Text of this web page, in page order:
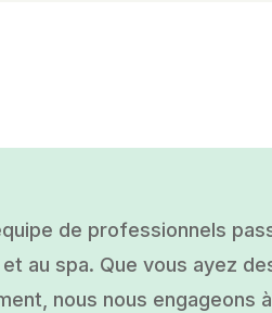
de professionnels
au spa. Que vous ayez
nous nous